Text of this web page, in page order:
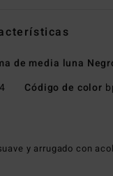
de media luna
Código de color
y arrugado con